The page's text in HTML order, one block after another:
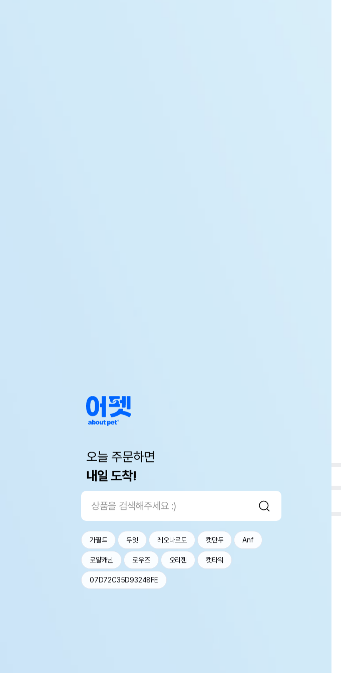
오늘 주문하면
내일 도착!
가필드 두잇 레오나르도 캣만두 Anf
로얄캐닌 로우즈 오리젠 캣타워
07D72C35D93248FE